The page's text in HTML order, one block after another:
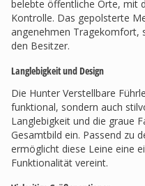
belebte öffentliche Orte, mit
Kontrolle. Das gepolsterte
angenehmen Tragekomfort,
den Besitzer.
Langlebigkeit und Design
Die Hunter Verstellbare
funktional, sondern auch
Langlebigkeit und die graue
Gesamtbild ein. Passend zu
ermöglicht diese Leine eine
Funktionalität vereint.